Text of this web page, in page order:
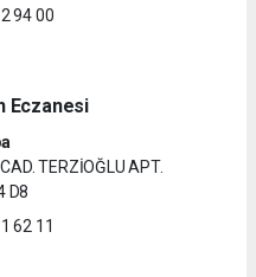
94 00
Eczanesi
TERZİOĞLU APT.
D8
62 11